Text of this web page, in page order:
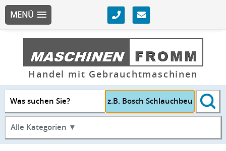
MENÜ
Handel mit Gebrauchtmaschinen
Was suchen Sie?
Alle Kategorien ▼